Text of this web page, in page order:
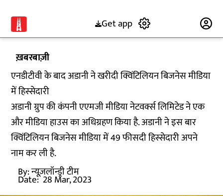
Get app
ख़बरबाज़ी
एनडीटीवी के बाद अडानी ने खरीदी क्विंटिलियन बिजनेस मीडिया
में हिस्सेदारी
अडानी ग्रुप की कंपनी एएमजी मीडिया नेटवर्क्स लिमिटेड ने एक
और मीडिया हाउस का अधिग्रहण किया है. अडानी ने इस बार
क्विंटिलियन बिजनेस मीडिया में 49 फीसदी हिस्सेदारी अपने
नाम कर ली है.
By:न्यूज़लॉन्ड्री टीम
Date: 28 Mar, 2023